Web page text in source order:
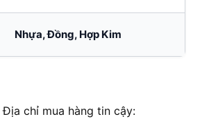
Nhựa, Đồng, Hợp Kim
Địa chỉ mua hàng tin cậy: